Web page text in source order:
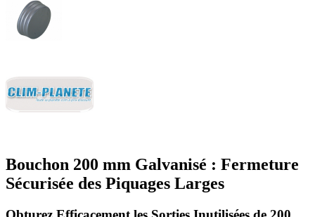
Bouchon 200 mm Galvanisé : Fermeture
Sécurisée des Piquages Larges